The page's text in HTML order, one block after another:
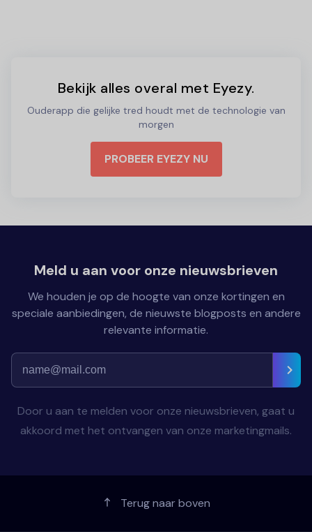
Bekijk alles overal met Eyezy.
Ouderapp die gelijke tred houdt met de technologie van
morgen
PROBEER EYEZY NU
Meld u aan voor onze nieuwsbrieven
We houden je op de hoogte van onze kortingen en
speciale aanbiedingen, de nieuwste blogposts en andere
relevante informatie.
Door u aan te melden voor onze nieuwsbrieven, gaat u
akkoord met het ontvangen van onze marketingmails.
Terug naar boven